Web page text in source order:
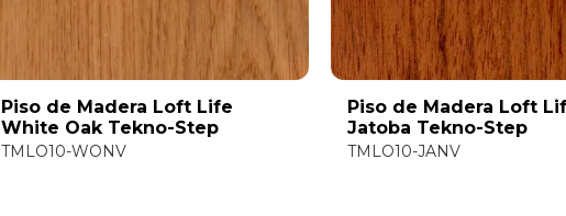
Piso de Madera Loft Life
White Oak Tekno-Step
TMLO10-WONV
Piso de Madera Loft
Jatoba Tekno-Step
TMLO10-JANV